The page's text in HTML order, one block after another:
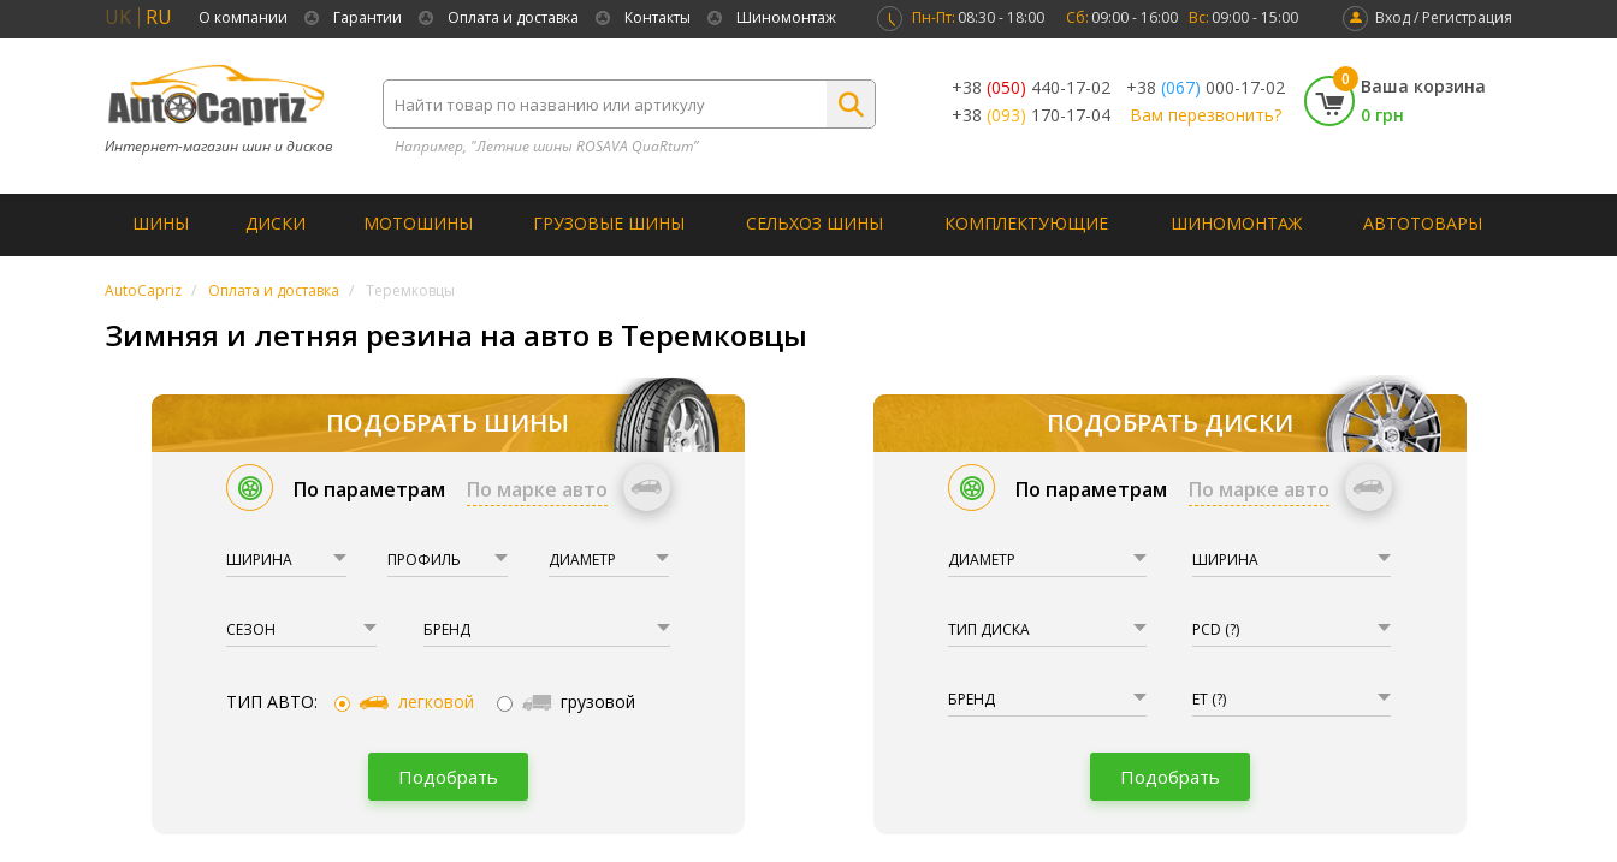
UK RU О компании Гарантии Оплата и доставка Контакты Шиномонтаж Вход / Регистрация
Пн-Пт: 08:30 - 18:00 Сб: 09:00 - 16:00 Вс: 09:00 - 15:00
Интернет-магазин шин и дисков Например, "Летние шины ROSAVA QuaRtum”
+38 (050) 440-17-02 +38 (067) 000-17-02
+38 (093) 170-17-04 Вам перезвонить?
0
Ваша корзина
0 грн
ШИНЫ ДИСКИ МОТОШИНЫ ГРУЗОВЫЕ ШИНЫ СЕЛЬХОЗ ШИНЫ КОМПЛЕКТУЮЩИЕ ШИНОМОНТАЖ АВТОТОВАРЫ
AutoCapriz Оплата и доставка Теремковцы
Зимняя и летняя резина на авто в Теремковцы
ПОДОБРАТЬ ШИНЫ
По параметрам По марке авто
ШИРИНА ПРОФИЛЬ ДИАМЕТР
СЕЗОН БРЕНД
ТИП АВТО: легковой грузовой
Подобрать
ПОДОБРАТЬ ДИСКИ
По параметрам По марке авто
ДИАМЕТР ШИРИНА
ТИП ДИСКА PCD (?)
БРЕНД ET (?)
Подобрать